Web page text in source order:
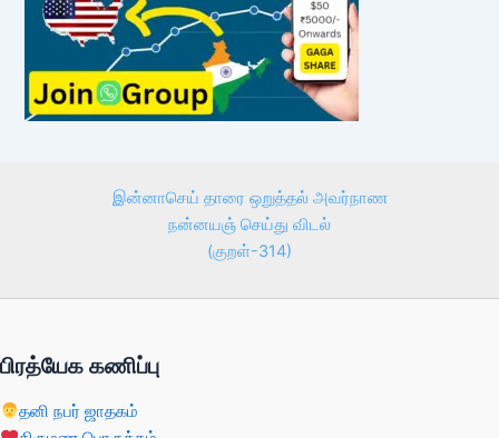
இன்னாசெய் தாரை ஒறுத்தல் அவர்நாண
நன்னயஞ் செய்து விடல்
(குறள்-314)
பிரத்யேக கணிப்பு
தனி நபர் ஜாதகம்